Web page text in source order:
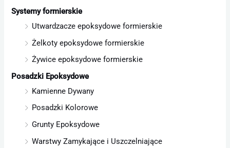
Systemy formierskie
Utwardzacze epoksydowe formierskie
Żelkoty epoksydowe formierskie
Żywice epoksydowe formierskie
Posadzki Epoksydowe
Kamienne Dywany
Posadzki Kolorowe
Grunty Epoksydowe
Warstwy Zamykające i Uszczelniające